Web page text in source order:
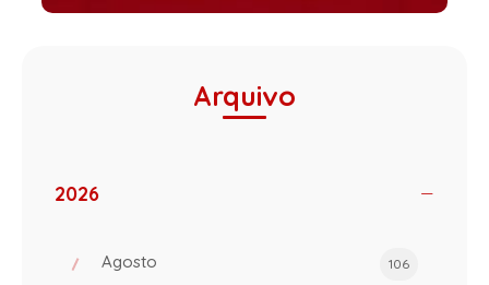
Arquivo
2026
Agosto 106